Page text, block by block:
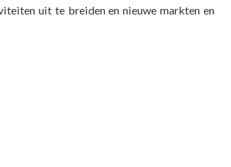
uit te breiden en nieuwe markten en